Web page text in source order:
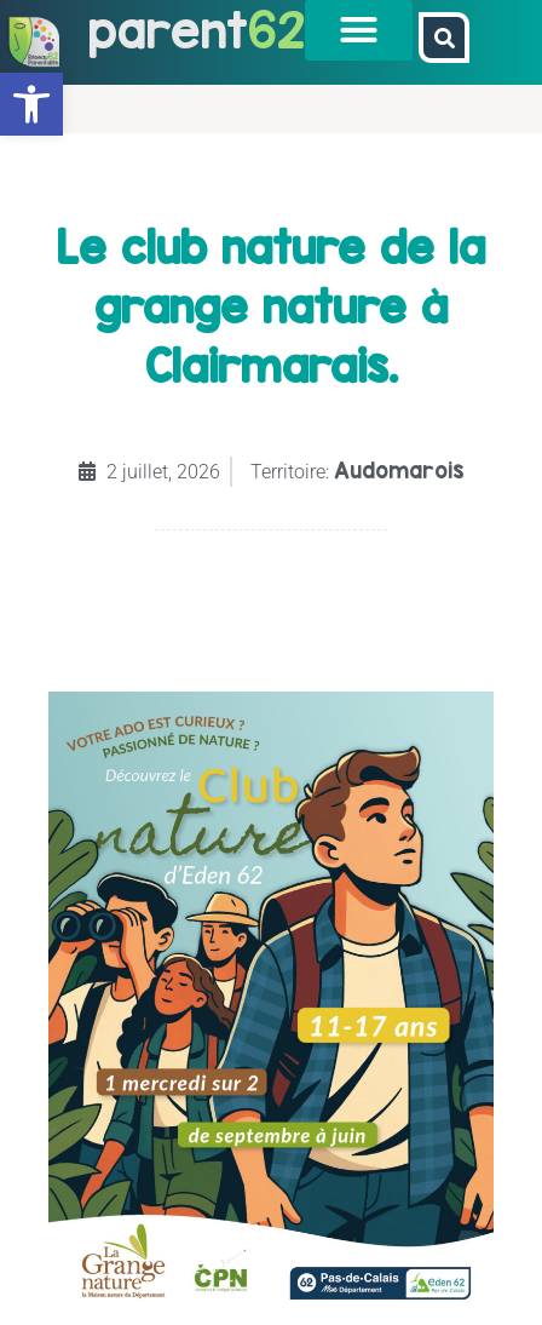
Ouvrir la barre d’outils
parent62
Le club nature de la
grange nature à
Clairmarais.
2 juillet, 2026 Territoire: Audomarois